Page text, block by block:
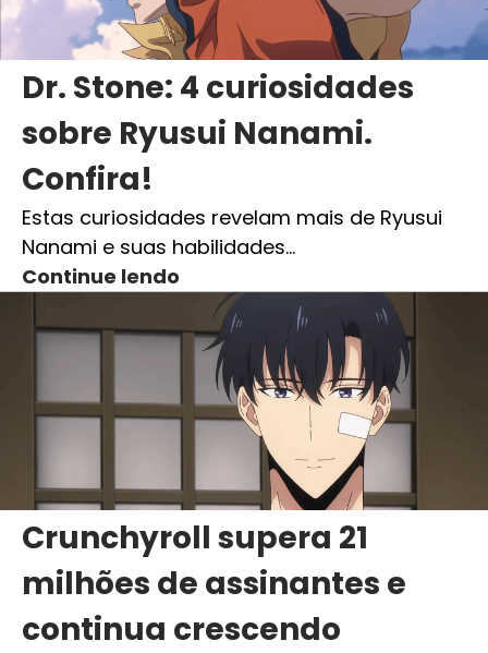
Dr. Stone: 4 curiosidades
sobre Ryusui Nanami.
Confira!
Estas curiosidades revelam mais de Ryusui
Nanami e suas habilidades…
Continue lendo
Crunchyroll supera 21
milhões de assinantes e
continua crescendo